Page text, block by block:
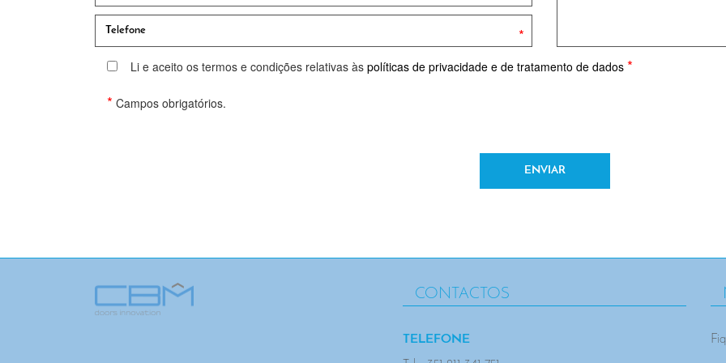
*
Li e aceito os termos e condições relativas às políticas de privacidade e de tratamento de dados *
* Campos obrigatórios.
ENVIAR
CONTACTOS
TELEFONE